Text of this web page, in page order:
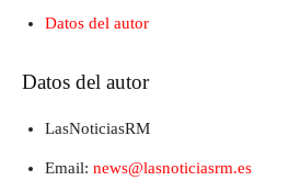
Datos del autor
Datos del autor
LasNoticiasRM
Email: news@lasnoticiasrm.es